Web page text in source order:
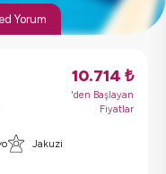
Yorum
10.714 ₺
'den Başlayan
Fiyatlar
Jakuzi